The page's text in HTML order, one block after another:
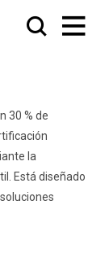
30 % de
la
Está diseñado